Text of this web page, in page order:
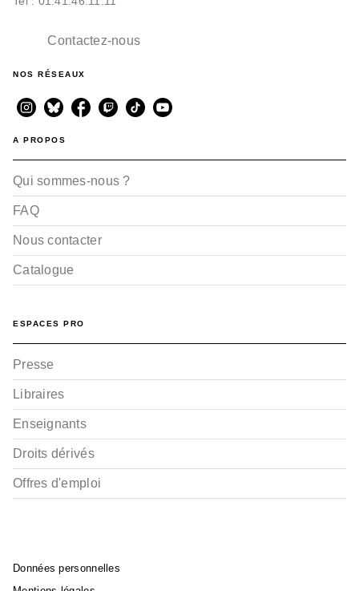
Contactez-nous
NOS RÉSEAUX
A PROPOS
Qui sommes-nous ?
FAQ
Nous contacter
Catalogue
ESPACES PRO
Presse
Libraires
Enseignants
Droits dérivés
Offres d'emploi
Données personnelles